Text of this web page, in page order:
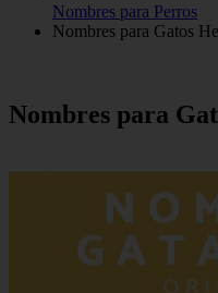
Nombres para Perros
Nombres para Gatos
Nombres para